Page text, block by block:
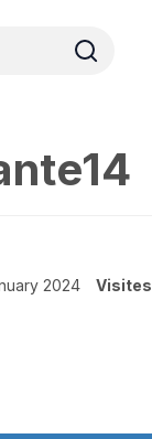
2024 Visites